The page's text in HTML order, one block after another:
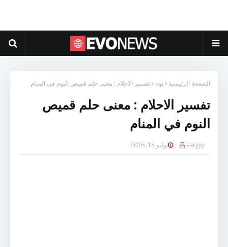
الصفحة الرئيسية نوم تفسير الاحلام : معنى حلم قميص النوم في المنام
تفسير الاحلام : معنى حلم قميص
النوم في المنام
saryyy يوليو 15, 2016